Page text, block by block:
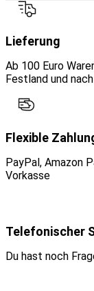
Lieferung
Ab 100 Euro
Festland und
Flexible
PayPal, Amazon
Vorkasse
Telefonischer
Du hast noch